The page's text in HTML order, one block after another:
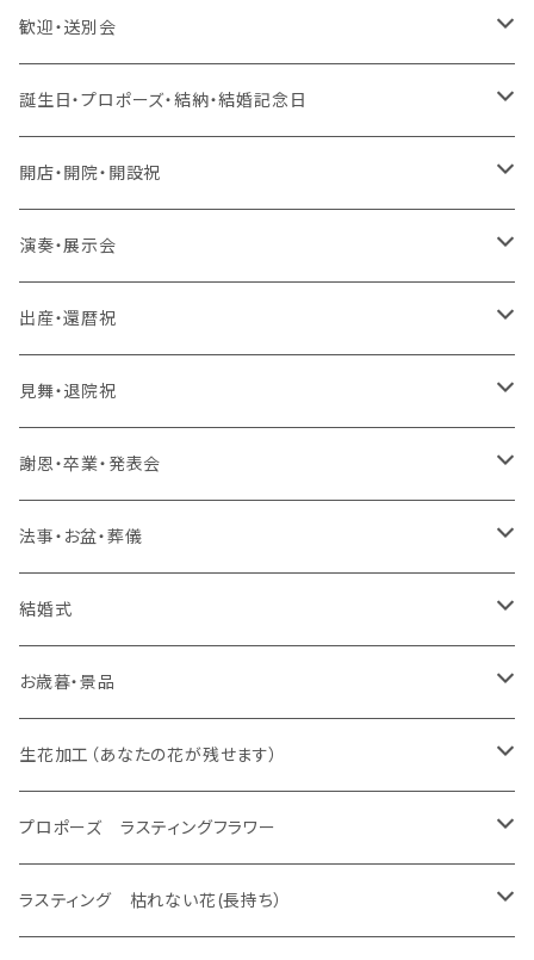
歓迎・送別会
生花 アレンジ、花束、バルーン
生花 アレンジ、バルーン
生花 アレンジ
造花 アレンジ、花束、バルーン
ラスティング 花束、枯れない花
ラスティング アレンジ、枯れない花
バルーンのみ
誕生日・プロポーズ・結納・結婚記念日
生花 アレンジ、花束、バルーン
生花 アレンジ、バルーン
生花 アレンジ
造花 アレンジ、花束、バルーン
ラスティング 花束、枯れない花
ラスティング アレンジ、枯れない花
スタンド 生花
スタンド 生花、バルーン
バルーンのみ
プロポーズ ラスティングフラワー
ドーム
フレーム
開店・開院・開設祝
生花 アレンジ、花束、バルーン
生花 アレンジ、バルーン
生花 アレンジ
造花 アレンジ、花束、バルーン
ラスティング 花束、枯れない花
ラスティング アレンジ、枯れない花
スタンド 生花
スタンド 生花、バルーン
バルーンのみ
演奏・展示会
生花 アレンジ、花束、バルーン
生花 アレンジ、バルーン
生花 アレンジ
造花 アレンジ、花束、バルーン
ラスティング 花束、枯れない花
ラスティング アレンジ、枯れない花
スタンド 生花
スタンド 生花、バルーン
バルーンのみ
出産・還暦祝
生花 アレンジ、花束、バルーン
生花 アレンジ、バルーン
生花 アレンジ
造花 アレンジ、花束、バルーン
ラスティング 花束、枯れない花
ラスティング アレンジ、枯れない花
スタンド 生花
スタンド 生花、バルーン
バルーンのみ
見舞・退院祝
生花 アレンジ、花束、バルーン
生花 アレンジ、バルーン
生花 アレンジ
造花 アレンジ、花束、バルーン
ラスティング 花束、枯れない花
ラスティング アレンジ、枯れない花
スタンド 生花
スタンド 生花、バルーン
バルーンのみ
謝恩・卒業・発表会
生花 アレンジ、花束、バルーン
生花 アレンジ、バルーン
生花 アレンジ
造花 アレンジ、花束、バルーン
ラスティング 花束、枯れない花
ラスティング アレンジ、枯れない花
スタンド 生花
スタンド 生花、バルーン
法事・お盆・葬儀
生花 アレンジ、花束、バルーン
生花 アレンジ、バルーン
生花 アレンジ
造花 アレンジ、花束、バルーン
ラスティング 花束、枯れない花
ラスティング アレンジ、枯れない花
スタンド 生花
結婚式
生花 アレンジ、花束、バルーン
生花 アレンジ、バルーン
生花 アレンジ
造花 アレンジ、花束、バルーン
ラスティング 花束、枯れない花
ラスティング アレンジ、枯れない花
お歳暮・景品
生花 アレンジ、花束、バルーン
生花 アレンジ、バルーン
生花 アレンジ
造花 アレンジ、花束、バルーン
ラスティング 花束、枯れない花
生花加工（あなたの花が残せます）
あなたの花が残せます ドーム
あなたの花が残せます フレーム
プロポーズ ラスティングフラワー
ドーム
ラスティング 枯れない花(長持ち）